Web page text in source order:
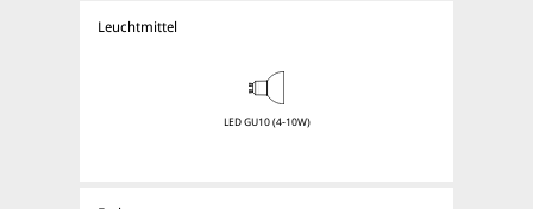
Leuchtmittel
LED GU10 (4-10W)